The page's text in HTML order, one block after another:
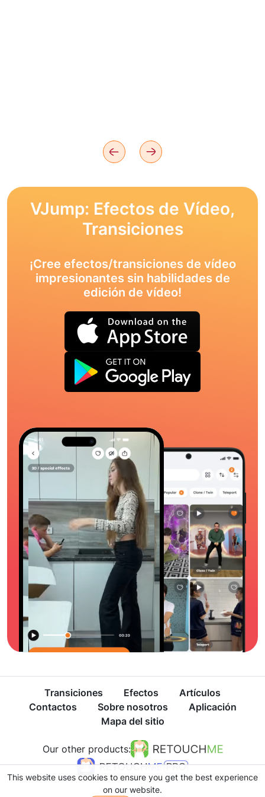
VJump: Efectos de Vídeo,
Transiciones
¡Cree efectos/transiciones de vídeo
impresionantes sin habilidades de
edición de vídeo!
Transiciones Efectos
Artículos
Contactos
Sobre nosotros
Aplicación
Mapa del sitio
Our other products:
This website uses cookies to ensure you get the best experience
on our website.